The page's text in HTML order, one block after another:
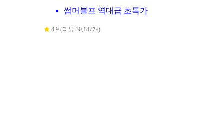
썸머블프 역대급 초특가
4.9 (리뷰 30,187개)